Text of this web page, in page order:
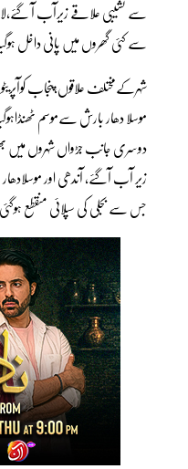
سے نشیبی علاقے زیرآب آ
سے کئی گھروں میں پانی داخل
شہرکےمختلف علاقوں،پنجاب
موسلا دھار بارش سےموسم
زیر آب آگئے، آندھی اور
جس سے بجلی کی سپلائی منقطع